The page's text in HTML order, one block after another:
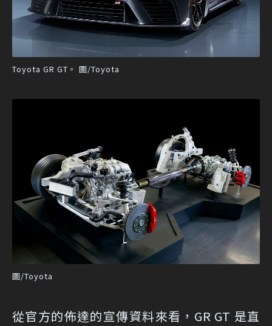
Toyota GR GT。 圖/Toyota
圖/Toyota
從官方的佈達的宣傳資料來看，GR GT 是直